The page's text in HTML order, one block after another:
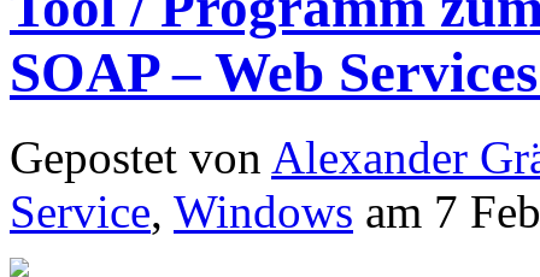
SOAP – Web
Gepostet von Alexander
Service, Windows am 7